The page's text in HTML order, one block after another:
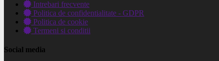
Intrebari frecvente
Politica de confidentialitate - GDPR
Politica de cookie
Termeni si conditii
Social media